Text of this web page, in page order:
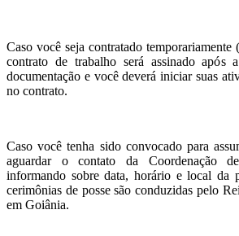
Caso você seja contratado temporariamente
contrato de trabalho será assinado após
documentação e você deverá iniciar suas
no contrato.
Caso você tenha sido convocado para
aguardar o contato da Coordenação
informando sobre data, horário e local da
cerimônias de posse são conduzidas pelo
em Goiânia.